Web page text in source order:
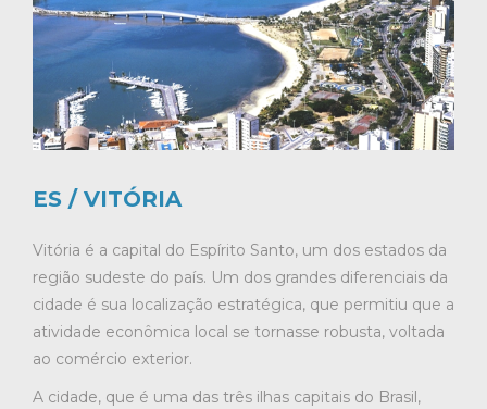
ES / VITÓRIA
Vitória é a capital do Espírito Santo, um dos estados da
região sudeste do país. Um dos grandes diferenciais da
cidade é sua localização estratégica, que permitiu que a
atividade econômica local se tornasse robusta, voltada
ao comércio exterior.
A cidade, que é uma das três ilhas capitais do Brasil,